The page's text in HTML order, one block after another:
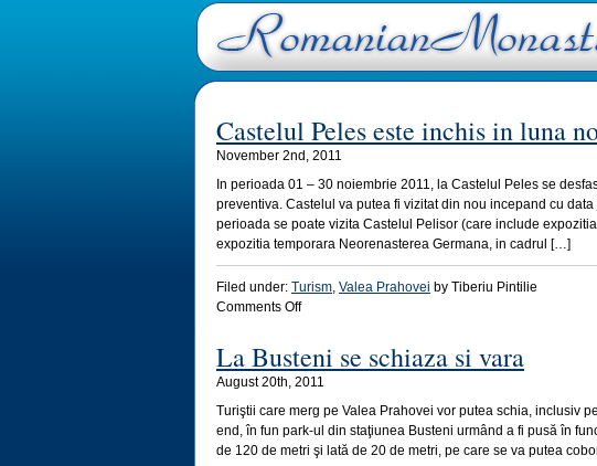
Castelul Peles este inchis in luna
November 2nd, 2011
In perioada 01 – 30 noiembrie 2011, la Castelul Peles se
preventiva. Castelul va putea fi vizitat din nou incepand cu data
perioada se poate vizita Castelul Pelisor (care include expozitia
expozitia temporara Neorenasterea Germana, in cadrul […]
Filed under: Turism, Valea Prahovei by Tiberiu Pintilie
Comments Offon
Peles
este
inchis
in
luna
noiembrie
La Busteni se schiaza si vara
August 20th, 2011
Turiştii care merg pe Valea Prahovei vor putea schia, inclusiv
end, în fun park-ul din staţiunea Busteni urmând a fi pusă în
de 120 de metri şi lată de 20 de metri, pe care se va putea